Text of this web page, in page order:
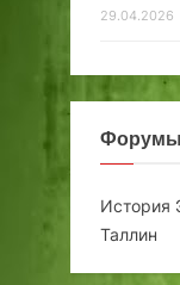
29.04.2026
Форумы
История
Таллин